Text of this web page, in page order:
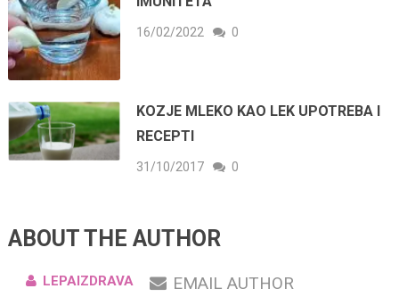
16/02/2022 0
KOZJE MLEKO KAO LEK UPOTREBA I
RECEPTI
31/10/2017 0
ABOUT THE AUTHOR
LEPAIZDRAVA EMAIL AUTHOR